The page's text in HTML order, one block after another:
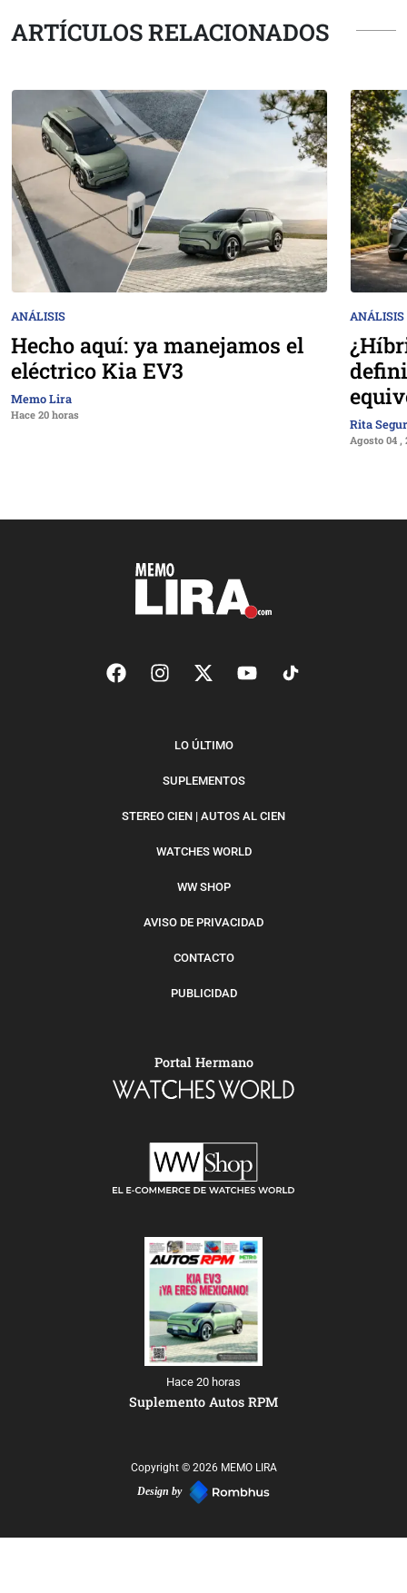
ARTÍCULOS RELACIONADOS
ANÁLISIS
Hecho aquí: ya manejamos el
eléctrico Kia EV3
Memo Lira
Hace 20 horas
ANÁLISIS
Rita
Agosto 04 ,
LO ÚLTIMO
SUPLEMENTOS
STEREO CIEN | AUTOS AL CIEN
WATCHES WORLD
WW SHOP
AVISO DE PRIVACIDAD
CONTACTO
PUBLICIDAD
Portal Hermano
Hace 20 horas
Suplemento Autos RPM
Copyright © 2026 MEMO LIRA
Design by